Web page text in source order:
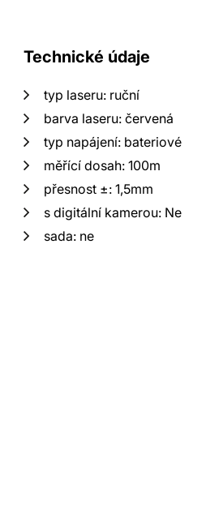
Technické údaje
typ laseru: ruční
barva laseru: červená
typ napájení: bateriové
měřící dosah: 100m
přesnost ±: 1,5mm
s digitální kamerou: Ne
sada: ne